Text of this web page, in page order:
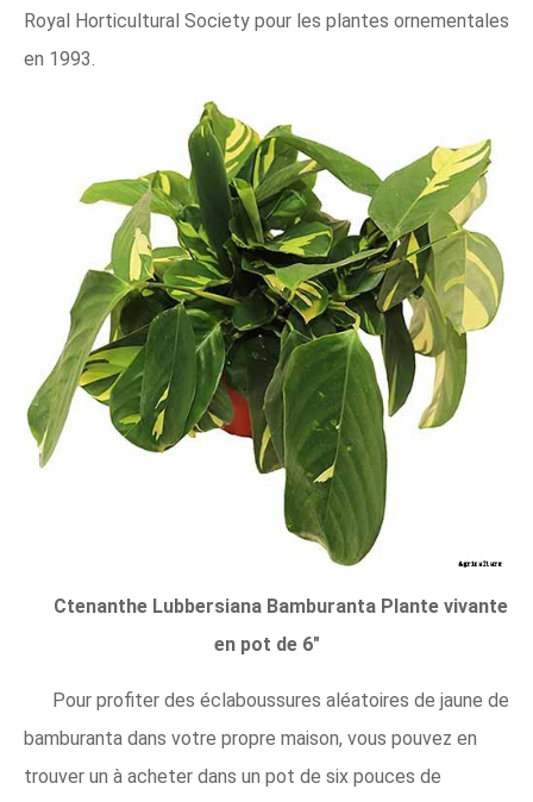
Royal Horticultural Society pour les plantes ornementales
en 1993.
Ctenanthe Lubbersiana Bamburanta Plante vivante
en pot de 6"
Pour profiter des éclaboussures aléatoires de jaune de
bamburanta dans votre propre maison, vous pouvez en
trouver un à acheter dans un pot de six pouces de